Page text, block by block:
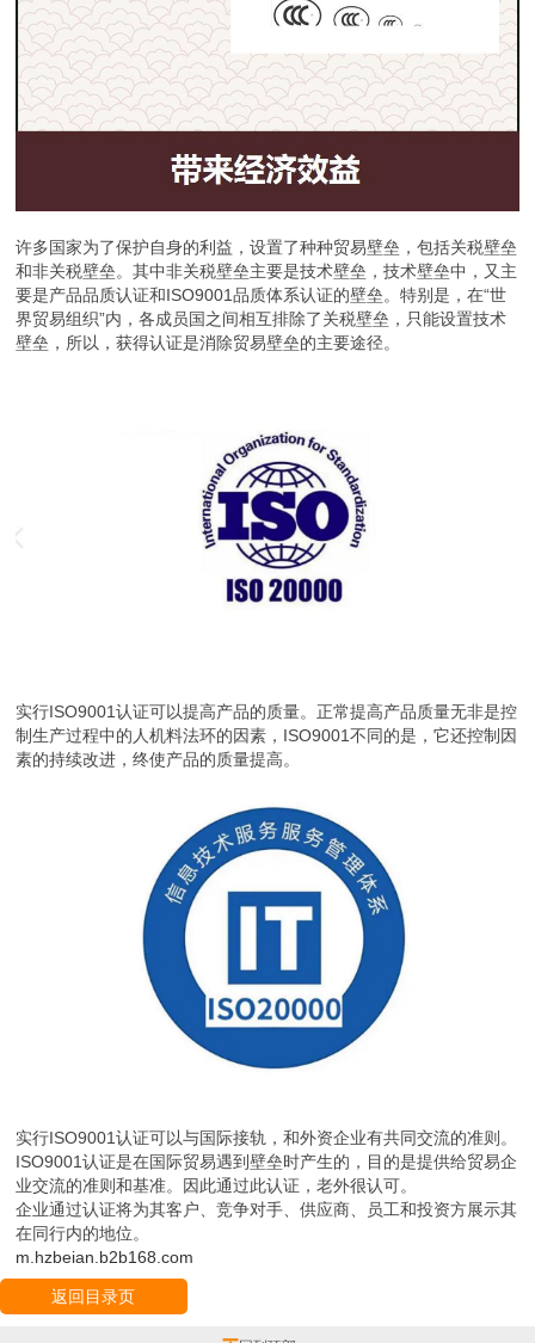
许多国家为了保护自身的利益，设置了种种贸易壁垒，包括关税壁垒
和非关税壁垒。其中非关税壁垒主要是技术壁垒，技术壁垒中，又主
要是产品品质认证和ISO9001品质体系认证的壁垒。特别是，在“世
界贸易组织”内，各成员国之间相互排除了关税壁垒，只能设置技术
壁垒，所以，获得认证是消除贸易壁垒的主要途径。
实行ISO9001认证可以提高产品的质量。正常提高产品质量无非是控
制生产过程中的人机料法环的因素，ISO9001不同的是，它还控制因
素的持续改进，终使产品的质量提高。
实行ISO9001认证可以与国际接轨，和外资企业有共同交流的准则。
ISO9001认证是在国际贸易遇到壁垒时产生的，目的是提供给贸易企
业交流的准则和基准。因此通过此认证，老外很认可。
企业通过认证将为其客户、竞争对手、供应商、员工和投资方展示其
在同行内的地位。
m.hzbeian.b2b168.com
返回目录页